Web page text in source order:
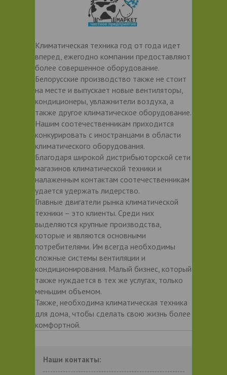
Климатическая техника год от года идет
вперед, ежегодно компании предоставляют
более совершенное оборудование.
Белорусские производство также не стоит
на месте и выпускает новые вентиляторы,
кондиционеры, увлажнители воздуха, а
также другое климатическое оборудование.
Нашим соотечественникам приходится
конкурировать с иностранцами в области
климатического оборудования.
Благодаря широкой дистрибьюторской сети
магазинов климатической техники и
налаженным контактам соотечественникам
удается удержать лидерство.
Главные двигатели рынка климатической
техники – это клиенты. Среди них
выделяются крупные производства,
которые и являются основными
потребителями. Им всегда необходимы
сложные системы вентиляции и
кондиционирования. Малый бизнес, который
также нуждается в тех же услугах, только
меньшим объемом.
Также, необходима климатическая техника
для дома, чтобы сделать свою жизнь более
комфортной.
Наши контакты: